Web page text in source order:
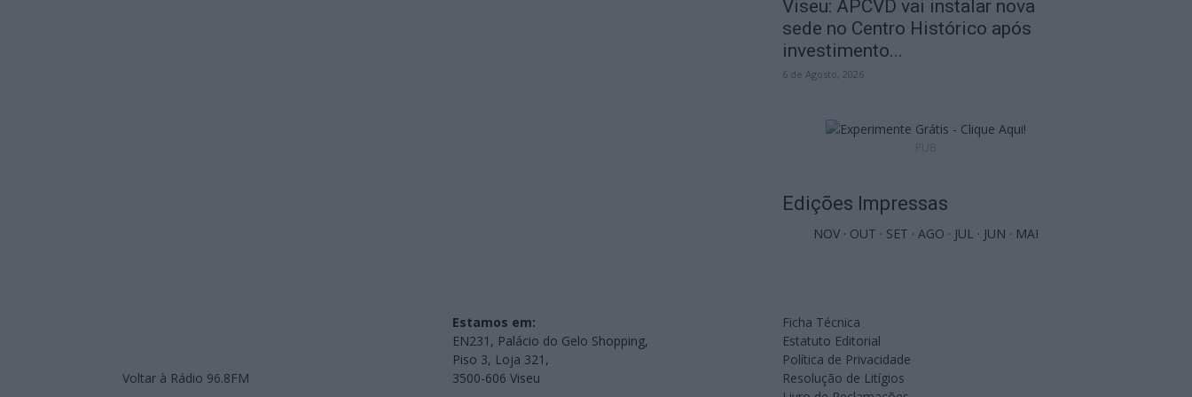
Viseu: APCVD vai instalar nova
sede no Centro Histórico após
investimento...
6 de Agosto, 2026
Edições Impressas
NOV · OUT · SET · AGO · JUL · JUN · MAI
Voltar à Rádio 96.8FM
Estamos em:
EN231, Palácio do Gelo Shopping,
Piso 3, Loja 321,
3500-606 Viseu
Ficha Técnica
Estatuto Editorial
Política de Privacidade
Resolução de Litígios